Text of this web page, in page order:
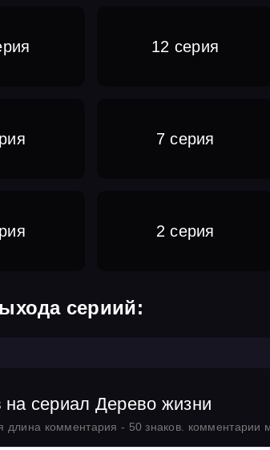
12 серия
7 серия
2 серия
сериий:
на сериал Дерево жизни
длина комментария - 50 знаков. комментарии